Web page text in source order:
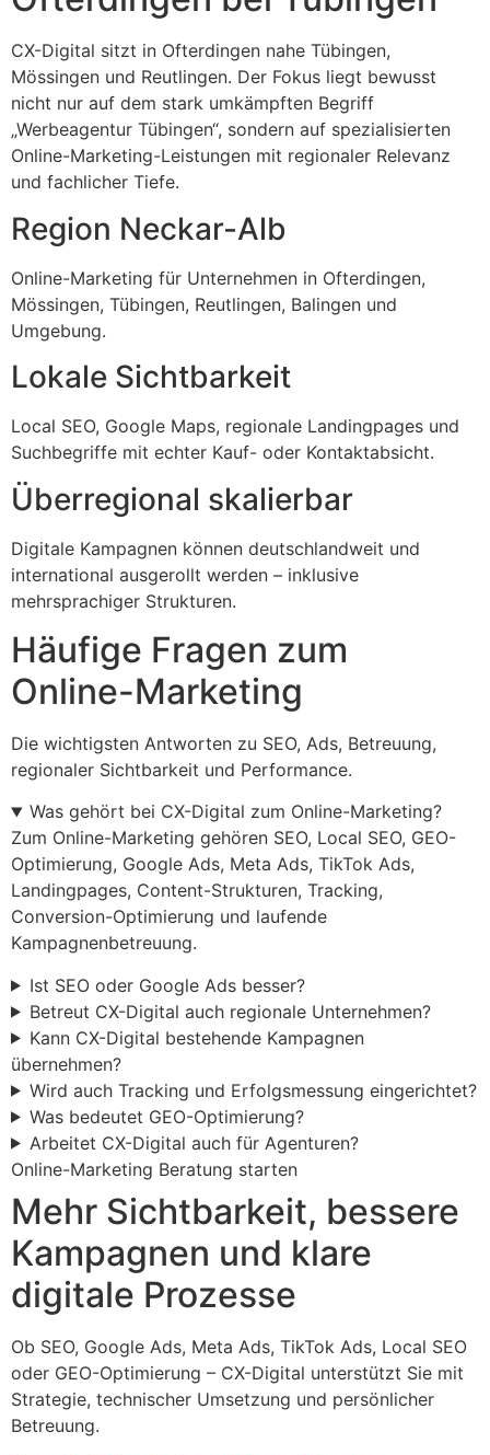
CX-Digital sitzt in Ofterdingen nahe Tübingen,
Mössingen und Reutlingen. Der Fokus liegt bewusst
nicht nur auf dem stark umkämpften Begriff
„Werbeagentur Tübingen“, sondern auf spezialisierten
Online-Marketing-Leistungen mit regionaler Relevanz
und fachlicher Tiefe.
Region Neckar-Alb
Online-Marketing für Unternehmen in Ofterdingen,
Mössingen, Tübingen, Reutlingen, Balingen und
Umgebung.
Lokale Sichtbarkeit
Local SEO, Google Maps, regionale Landingpages und
Suchbegriffe mit echter Kauf- oder Kontaktabsicht.
Überregional skalierbar
Digitale Kampagnen können deutschlandweit und
international ausgerollt werden – inklusive
mehrsprachiger Strukturen.
Häufige Fragen zum
Online-Marketing
Die wichtigsten Antworten zu SEO, Ads, Betreuung,
regionaler Sichtbarkeit und Performance.
Was gehört bei CX-Digital zum Online-Marketing?
Zum Online-Marketing gehören SEO, Local SEO, GEO-
Optimierung, Google Ads, Meta Ads, TikTok Ads,
Landingpages, Content-Strukturen, Tracking,
Conversion-Optimierung und laufende
Kampagnenbetreuung.
Ist SEO oder Google Ads besser?
Betreut CX-Digital auch regionale Unternehmen?
Kann CX-Digital bestehende Kampagnen
übernehmen?
Wird auch Tracking und Erfolgsmessung eingerichtet?
Was bedeutet GEO-Optimierung?
Arbeitet CX-Digital auch für Agenturen?
Online-Marketing Beratung starten
Mehr Sichtbarkeit, bessere
Kampagnen und klare
digitale Prozesse
Ob SEO, Google Ads, Meta Ads, TikTok Ads, Local SEO
oder GEO-Optimierung – CX-Digital unterstützt Sie mit
Strategie, technischer Umsetzung und persönlicher
Betreuung.